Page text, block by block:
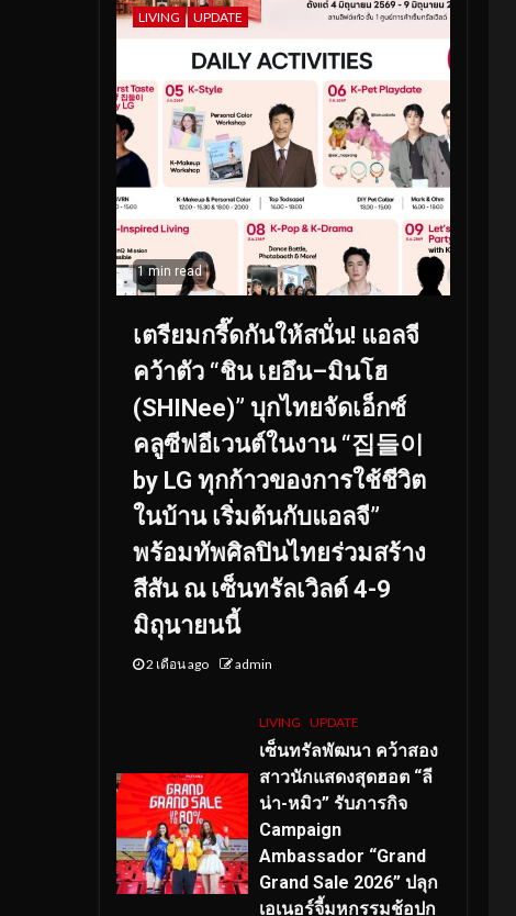
LIVING UPDATE
1 min read
เตรียมกรี๊ดกันให้สนั่น! แอลจี
คว้าตัว “ชิน เยอึน–มินโฮ
(SHINee)” บุกไทยจัดเอ็กซ์
คลูซีฟอีเวนต์ในงาน “집들이
by LG ทุกก้าวของการใช้ชีวิต
ในบ้าน เริ่มต้นกับแอลจี”
พร้อมทัพศิลปินไทยร่วมสร้าง
สีสัน ณ เซ็นทรัลเวิลด์ 4-9
มิถุนายนนี้
2 เดือน ago admin
LIVING UPDATE
เซ็นทรัลพัฒนา คว้าสอง
สาวนักแสดงสุดฮอต “ลี
น่า-หมิว” รับภารกิจ
Campaign
Ambassador “Grand
Grand Sale 2026” ปลุก
เอเนอร์จี้มหกรรมช้อปก